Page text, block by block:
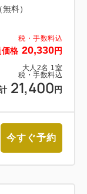
税・手数料込
格 20,330円
大人 2名 1室
税・手数料込
21,400 円
料）
今すぐ予約